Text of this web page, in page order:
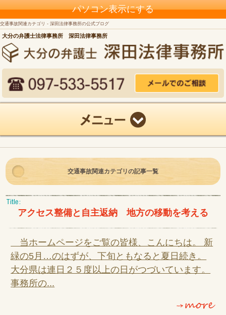
パソコン表示にする
交通事故関連カテゴリ - 深田法律事務所の公式ブログ
大分の弁護士法律事務所 深田法律事務所
交通事故関連カテゴリの記事一覧
アクセス整備と自主返納 地方の移動を考える
当ホームページをご覧の皆様、こんにちは。 新
緑の5月…のはずが、下旬ともなると夏日続き。
大分県は連日２５度以上の日がつづいています。
事務所の...